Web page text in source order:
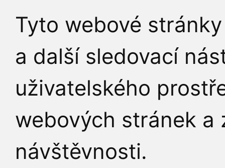
Tyto webové
a další sledovací
uživatelského
webových stránek a
návštěvnosti.